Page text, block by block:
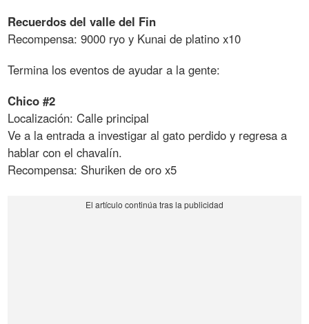
Recuerdos del valle del Fin
Recompensa: 9000 ryo y Kunai de platino x10
Termina los eventos de ayudar a la gente:
Chico #2
Localización: Calle principal
Ve a la entrada a investigar al gato perdido y regresa a
hablar con el chavalín.
Recompensa: Shuriken de oro x5